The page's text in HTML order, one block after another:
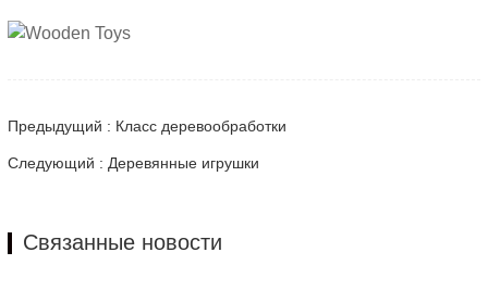
Предыдущий : Класс деревообработки
Следующий : Деревянные игрушки
Связанные новости